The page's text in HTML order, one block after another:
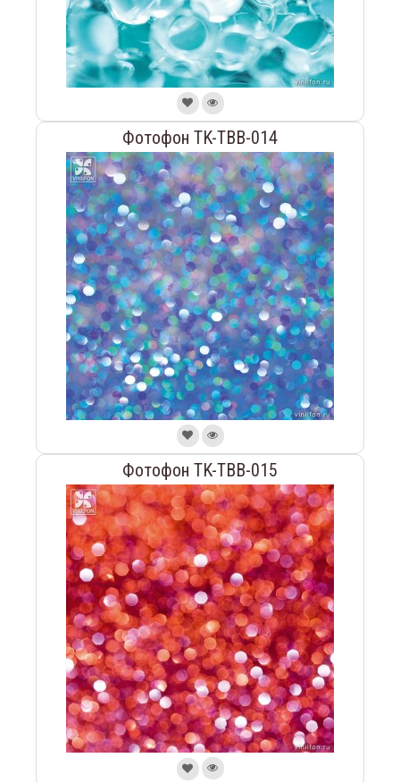
Фотофон TK-TBB-014
Фотофон TK-TBB-015